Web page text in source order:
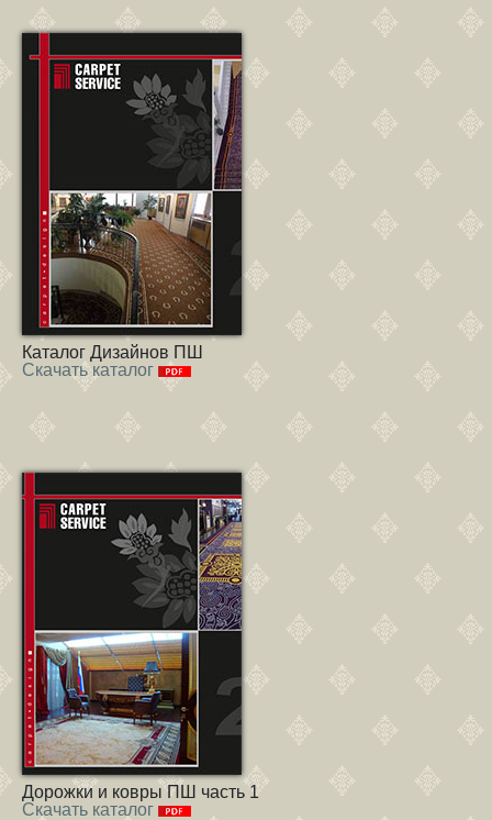
Каталог Дизайнов ПШ
Скачать каталог
Дорожки и ковры ПШ часть 1
Скачать каталог